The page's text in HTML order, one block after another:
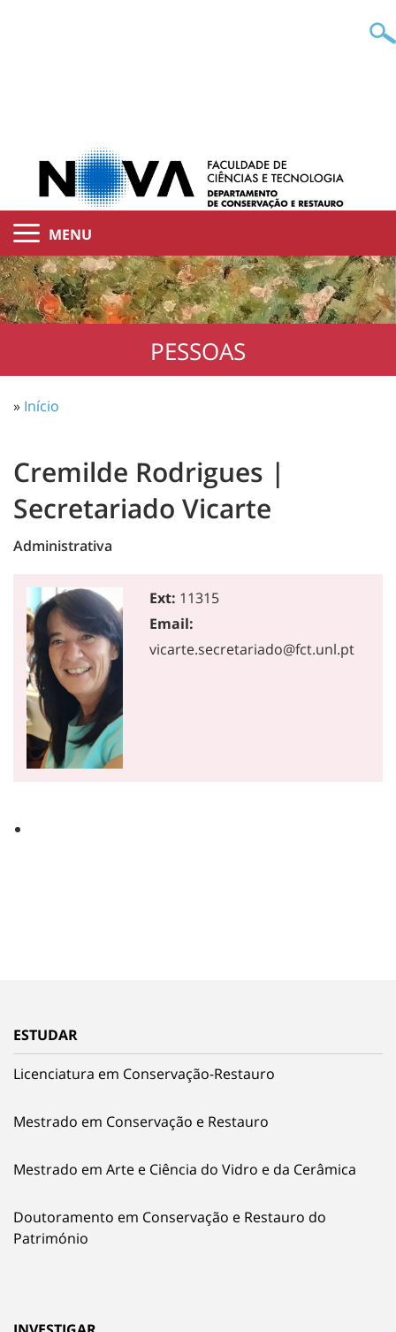
MENU
PESSOAS
» Início
Cremilde Rodrigues |
Secretariado Vicarte
Administrativa
Ext: 11315
Email:
vicarte.secretariado@fct.unl.pt
ESTUDAR
Licenciatura em Conservação-Restauro
Mestrado em Conservação e Restauro
Mestrado em Arte e Ciência do Vidro e da Cerâmica
Doutoramento em Conservação e Restauro do
Património